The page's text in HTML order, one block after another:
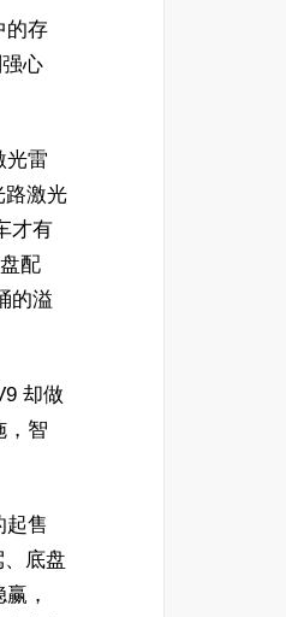
的存
心
光雷
路激光
才有
配
的溢
却做
，智
起售
底盘
，